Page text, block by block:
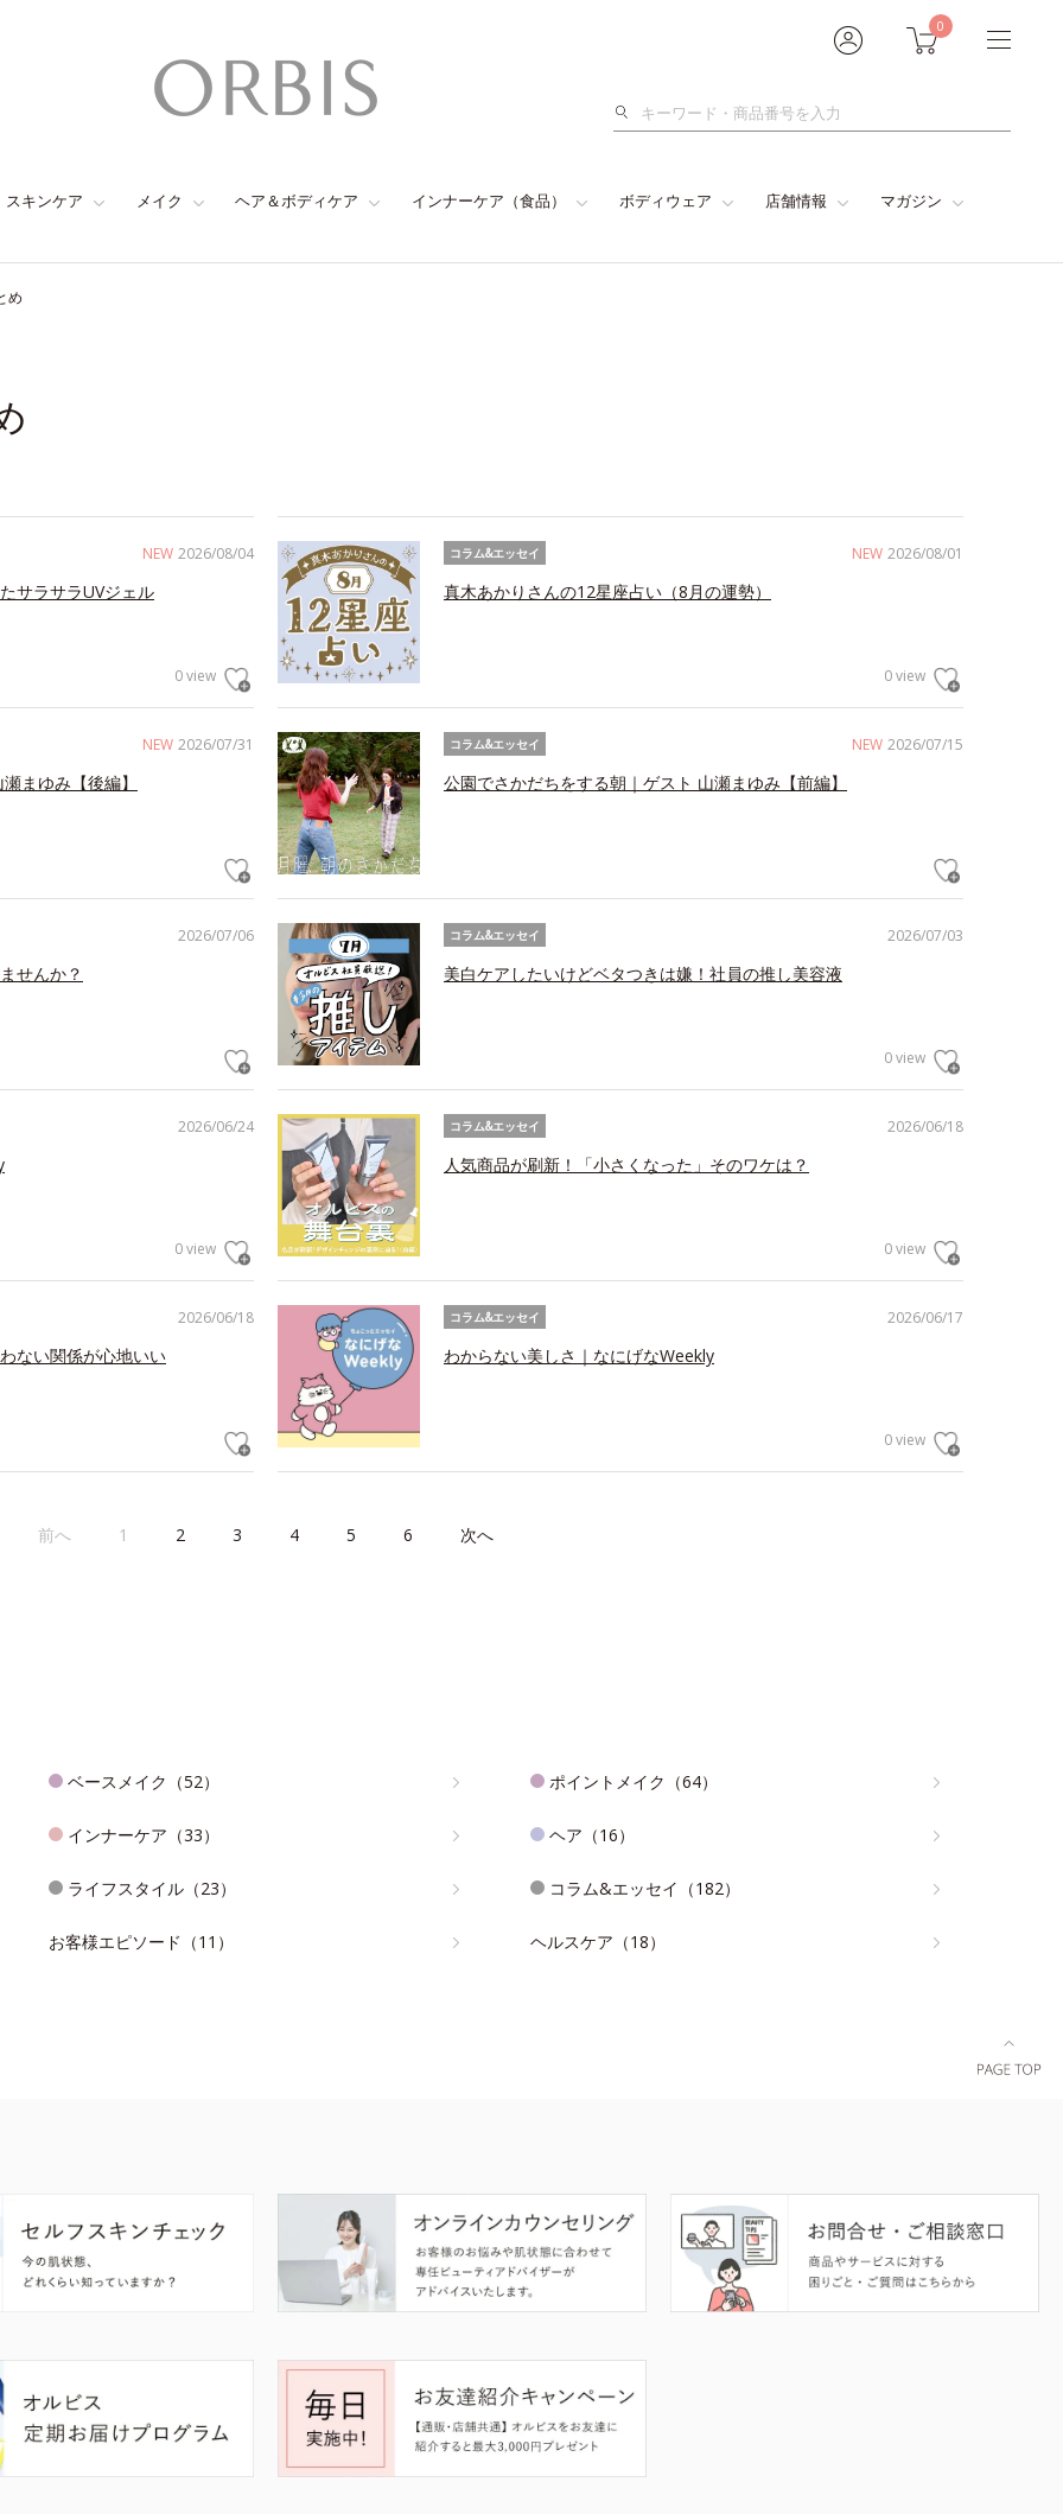
0
検
スキンケア メイク ヘア＆ボディケア インナーケア（食品） ボディウェア 店舗情報 マガジン
め
NEW 2026/08/04
サラサラUVジェル
0 view
NEW 2026/08/01
コラム&エッセイ
真木あかりさんの12星座占い（8月の運勢）
0 view
NEW 2026/07/31
まゆみ【後編】
NEW 2026/07/15
コラム&エッセイ
公園でさかだちをする朝｜ゲスト 山瀬まゆみ【前編】
2026/07/06
せんか？
2026/07/03
コラム&エッセイ
美白ケアしたいけどベタつきは嫌！社員の推し美容液
0 view
2026/06/24
0 view
2026/06/18
コラム&エッセイ
人気商品が刷新！「小さくなった」そのワケは？
0 view
2026/06/18
ない関係が心地いい
2026/06/17
コラム&エッセイ
わからない美しさ｜なにげなWeekly
0 view
前へ 1 2 3 4 5 6 次へ
ベースメイク（52） ポイントメイク（64）
インナーケア（33） ヘア（16）
ライフスタイル（23） コラム&エッセイ（182）
お客様エピソード（11） ヘルスケア（18）